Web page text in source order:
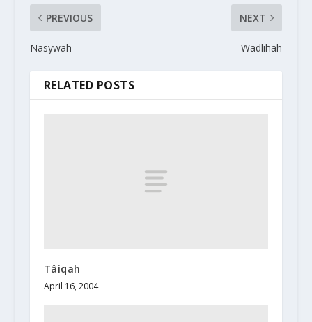
PREVIOUS
Nasywah
NEXT
Wadlihah
RELATED POSTS
Tâiqah
April 16, 2004